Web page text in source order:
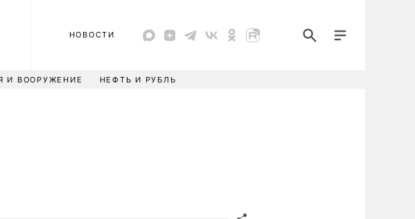
НОВОСТИ
И ВООРУЖЕНИЕ НЕФТЬ И РУБЛЬ